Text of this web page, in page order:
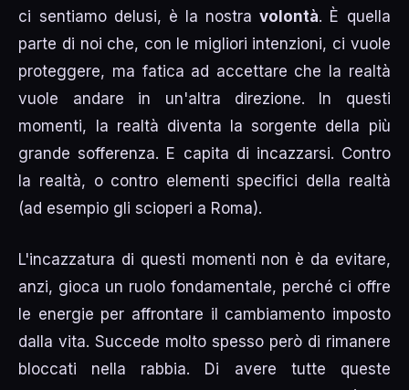
ci sentiamo delusi, è la nostravolontà. È quella
parte di noi che, con le migliori intenzioni, ci vuole
proteggere, ma fatica ad accettare che la realtà
vuole andare in un'altra direzione. In questi
momenti, la realtà diventa la sorgente della più
grande sofferenza. E capita di incazzarsi. Contro
la realtà, o contro elementi specifici della realtà
(ad esempio gli scioperi a Roma).
L'incazzatura di questi momenti non è da evitare,
anzi, gioca un ruolo fondamentale, perché ci offre
le energie per affrontare il cambiamento imposto
dalla vita. Succede molto spesso però di rimanere
bloccati nella rabbia. Di avere tutte queste